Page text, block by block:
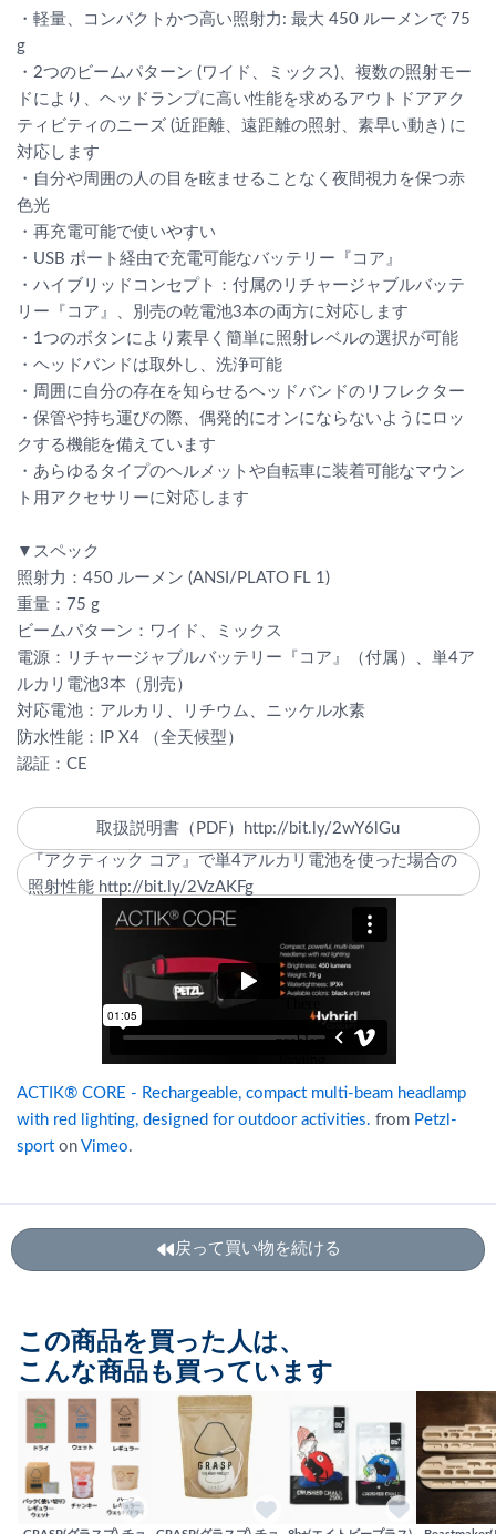
・軽量、コンパクトかつ高い照射力: 最大 450 ルーメンで 75
g
・2つのビームパターン (ワイド、ミックス)、複数の照射モー
ドにより、ヘッドランプに高い性能を求めるアウトドアアク
ティビティのニーズ (近距離、遠距離の照射、素早い動き) に
対応します
・自分や周囲の人の目を眩ませることなく夜間視力を保つ赤
色光
・再充電可能で使いやすい
・USB ポート経由で充電可能なバッテリー『コア』
・ハイブリッドコンセプト：付属のリチャージャブルバッテ
リー『コア』、別売の乾電池3本の両方に対応します
・1つのボタンにより素早く簡単に照射レベルの選択が可能
・ヘッドバンドは取外し、洗浄可能
・周囲に自分の存在を知らせるヘッドバンドのリフレクター
・保管や持ち運びの際、偶発的にオンにならないようにロッ
クする機能を備えています
・あらゆるタイプのヘルメットや自転車に装着可能なマウン
ト用アクセサリーに対応します
▼スペック
照射力：450 ルーメン (ANSI/PLATO FL 1)
重量：75 g
ビームパターン：ワイド、ミックス
電源：リチャージャブルバッテリー『コア』（付属）、単4ア
ルカリ電池3本（別売）
対応電池：アルカリ、リチウム、ニッケル水素
防水性能：IP X4 （全天候型）
認証：CE
取扱説明書（PDF）http://bit.ly/2wY6lGu
『アクティック コア』で単4アルカリ電池を使った場合の
照射性能 http://bit.ly/2VzAKFg
ACTIK® CORE - Rechargeable, compact multi-beam headlamp
with red lighting, designed for outdoor activities. from Petzl-
sporton Vimeo.
戻って買い物を続ける
この商品を買った人は、
こんな商品も買っています